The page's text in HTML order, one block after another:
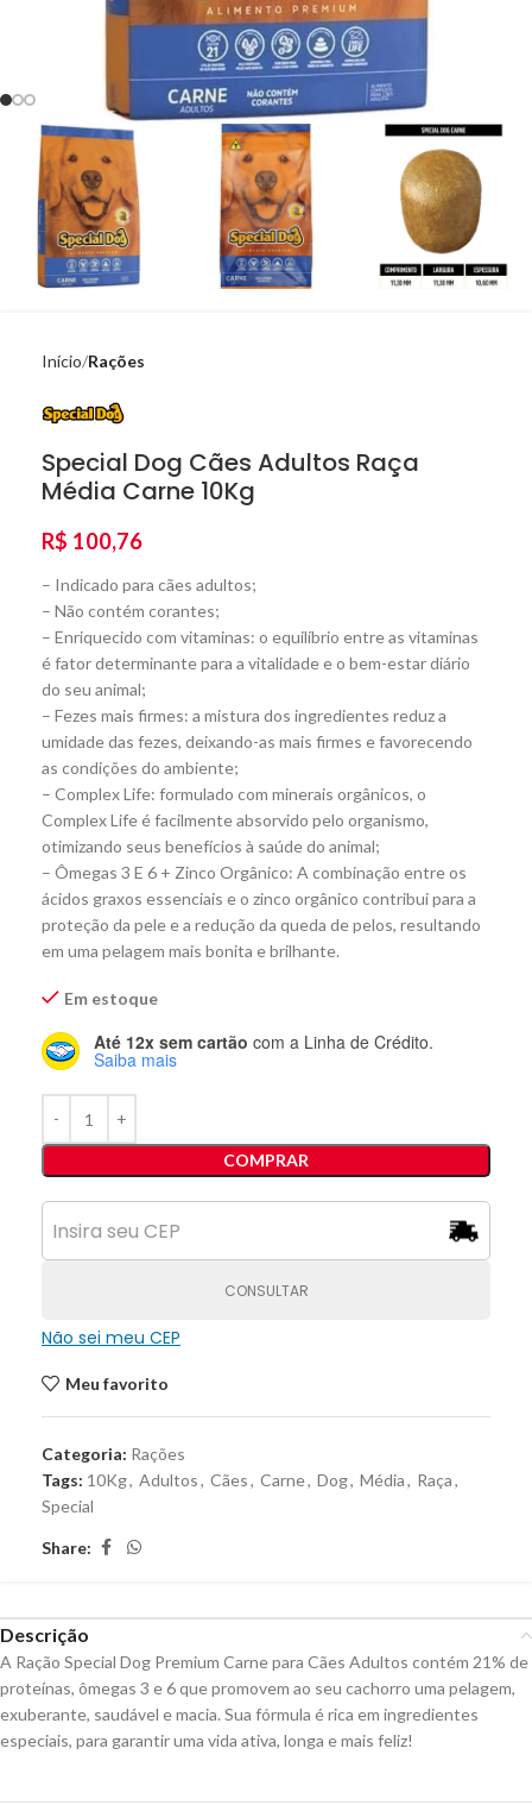
Início Rações
Special Dog Cães Adultos Raça
Média Carne 10Kg
R$ 100,76
– Indicado para cães adultos;
– Não contém corantes;
– Enriquecido com vitaminas: o equilíbrio entre as vitaminas
é fator determinante para a vitalidade e o bem-estar diário
do seu animal;
– Fezes mais firmes: a mistura dos ingredientes reduz a
umidade das fezes, deixando-as mais firmes e favorecendo
as condições do ambiente;
– Complex Life: formulado com minerais orgânicos, o
Complex Life é facilmente absorvido pelo organismo,
otimizando seus benefícios à saúde do animal;
– Ômegas 3 E 6 + Zinco Orgânico: A combinação entre os
ácidos graxos essenciais e o zinco orgânico contribui para a
proteção da pele e a redução da queda de pelos, resultando
em uma pelagem mais bonita e brilhante.
Em estoque
Até 12x sem cartão com a Linha de Crédito.
Saiba mais
COMPRAR
CONSULTAR
Não sei meu CEP
Meu favorito
Categoria: Rações
Tags: 10Kg, Adultos, Cães, Carne, Dog, Média, Raça,
Special
Share:
Descrição
A Ração Special Dog Premium Carne para Cães Adultos contém 21% de
proteínas, ômegas 3 e 6 que promovem ao seu cachorro uma pelagem,
exuberante, saudável e macia. Sua fórmula é rica em ingredientes
especiais, para garantir uma vida ativa, longa e mais feliz!